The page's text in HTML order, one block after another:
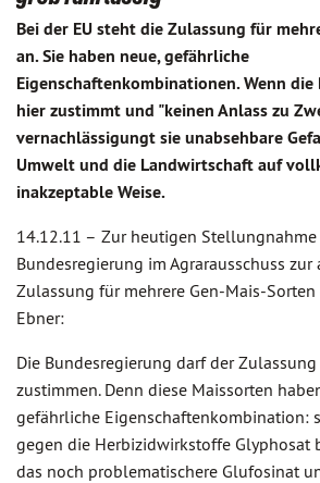
Bei der EU steht die Zulassung für
an. Sie haben neue, gefährliche
Eigenschaftenkombinationen. Wenn
hier zustimmt und "keinen Anlass zu
vernachlässigungt sie unabsehbare
Umwelt und die Landwirtschaft auf
inakzeptable Weise.
14.12.11 – Zur heutigen Stellungnahme
Bundesregierung im Agrarausschuss zur
Zulassung für mehrere Gen-Mais-
Ebner:
Die Bundesregierung darf der
zustimmen. Denn diese Maissorten
gefährliche Eigenschaftenkombination:
gegen die Herbizidwirkstoffe Glyphosat
das noch problematischere Glufosinat